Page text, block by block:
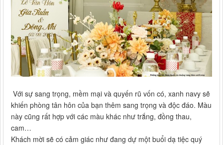
Với sự sang trọng, mềm mại và quyến rũ vốn có, xanh navy sẽ
khiến phòng tân hôn của bạn thêm sang trọng và độc đáo. Màu
này cũng rất hợp với các màu khác như trắng, đồng thau,
cam…
Khách mời sẽ có cảm giác như đang dự một buổi dạ tiệc quý